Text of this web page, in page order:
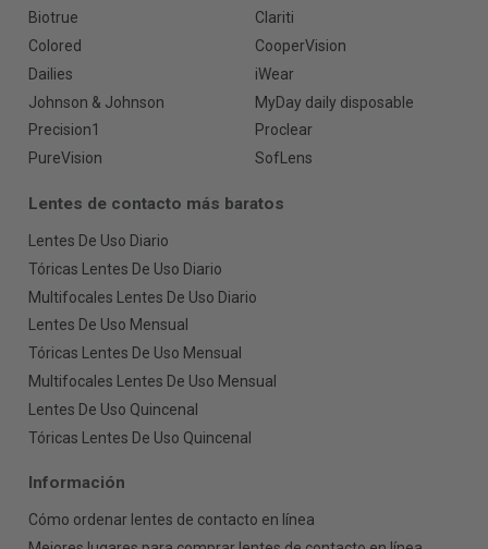
Biotrue
Clariti
Colored
CooperVision
Dailies
iWear
Johnson & Johnson
MyDay daily disposable
Precision1
Proclear
PureVision
SofLens
Lentes de contacto más baratos
Lentes De Uso Diario
Tóricas Lentes De Uso Diario
Multifocales Lentes De Uso Diario
Lentes De Uso Mensual
Tóricas Lentes De Uso Mensual
Multifocales Lentes De Uso Mensual
Lentes De Uso Quincenal
Tóricas Lentes De Uso Quincenal
Información
Cómo ordenar lentes de contacto en línea